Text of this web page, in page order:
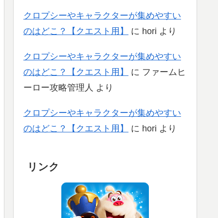
クロプシーやキャラクターが集めやすい
のはどこ？【クエスト用】
に hori より
クロプシーやキャラクターが集めやすい
のはどこ？【クエスト用】
に ファームヒ
ーロー攻略管理人 より
クロプシーやキャラクターが集めやすい
のはどこ？【クエスト用】
に hori より
リンク